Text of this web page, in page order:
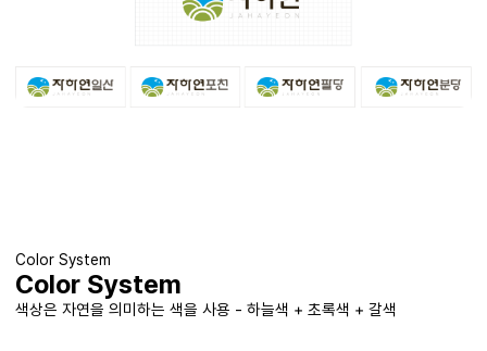
Color System
Color System
색상은 자연을 의미하는 색을 사용 - 하늘색 + 초록색 + 갈색